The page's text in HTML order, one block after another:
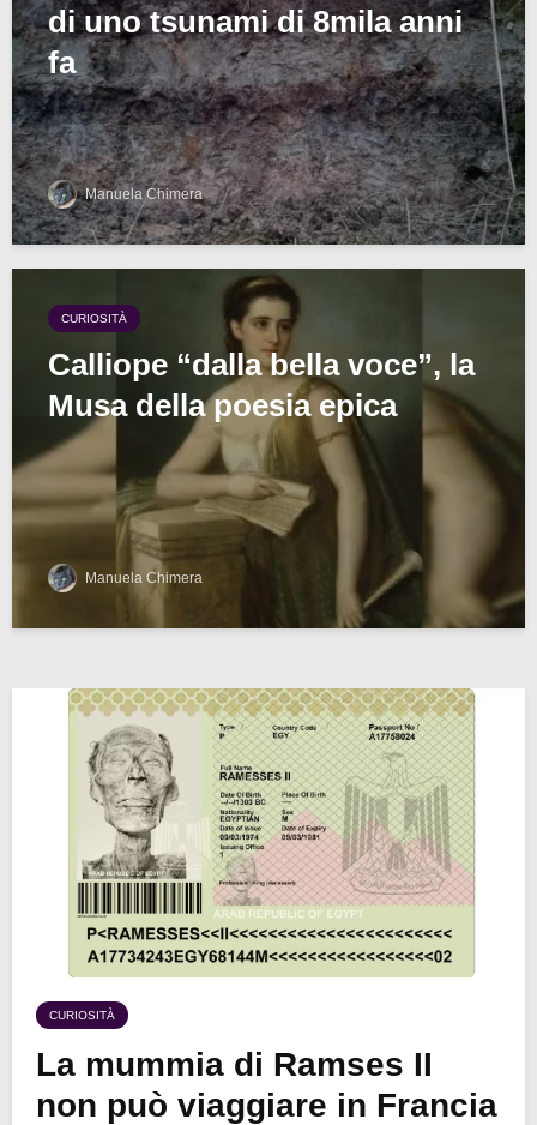
di uno tsunami di 8mila anni
fa
Manuela Chimera
CURIOSITÀ
Calliope “dalla bella voce”, la
Musa della poesia epica
Manuela Chimera
CURIOSITÀ
La mummia di Ramses II
non può viaggiare in Francia